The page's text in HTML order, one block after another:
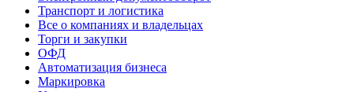
Транспорт и логистика
Все о компаниях и владельцах
Торги и закупки
ОФД
Автоматизация бизнеса
Маркировка